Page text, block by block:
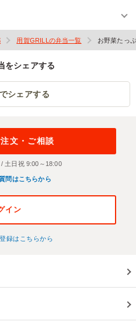
用賀GRILLの弁当一覧 お野菜たっ
をシェアする
シェアする
文・ご相談
土日祝 9:00～18:00
問はこちらから
イン
録はこちらから